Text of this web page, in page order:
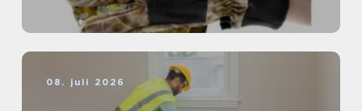
08. juli 2026